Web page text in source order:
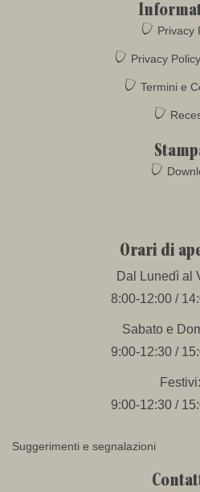
Privacy
Privacy
Termini e
Orari di
Dal Lunedì al
8:00-12:00 /
Sabato e
9:00-12:30 /
Festivi:
9:00-12:30 /
Suggerimenti e segnalazioni